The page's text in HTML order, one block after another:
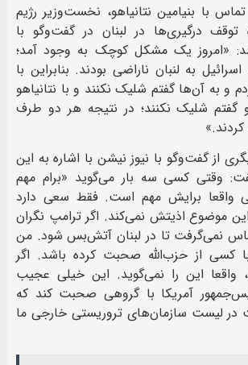
با بنیامین نتانیاهو، نخست‌وزیر رژیم
توقف درگیری‌ها در لبنان در گفت‌وگو با
«امروز یک مشکل کوچک به وجود آمد؛
به لنبان ناراضی بودند. بنابراین با
و به آن‌ها گفتم شلیک نکنند و با نتانیاهو
شلیک نکنند؛ در نتیجه هر دو طرف
کردند.»
از گفت‌وگو با نیوز نیشن با اشاره به این
وقتی کسی سه بار می‌گوید «برام مهم
واقعا برایش مهم است. فقط سعی دارد
موضوع اذیتش نمی‌کند. اگر ترامپ نگران
تماس نمی‌گرفت تا در لبنان آتش‌بس شود. من
با کسی از حزب‌الله صحبت کرده باشد. اگر
واقعا این را نمی‌گوید. این خیلی عجیب
آمریکا با گروهی صحبت کند که
است در لیست سازمان‌های تروریستی خارجی ما